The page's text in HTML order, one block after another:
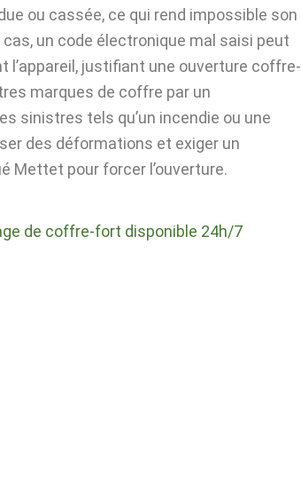
ou cassée, ce qui rend impossible son
cas, un code électronique mal saisi peut
l’appareil, justifiant une ouverture coffre-
marques de coffre par un
sinistres tels qu’un incendie ou une
des déformations et exiger un
Mettet pour forcer l’ouverture.
de coffre-fort disponible 24h/7